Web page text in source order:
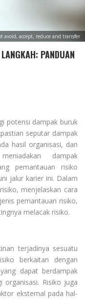
avoid, accept, reduce and transfer
PANDUAN
potensi dampak buruk
seputar dampak
hasil organisasi, dan
dampak
pemantauan risiko
jalur karier ini. Dalam
menjelaskan cara
pemantauan risiko,
melacak risiko.
terjadinya sesuatu
berkaitan dengan
dapat berdampak
organisasi. Risiko juga
eksternal pada hal-